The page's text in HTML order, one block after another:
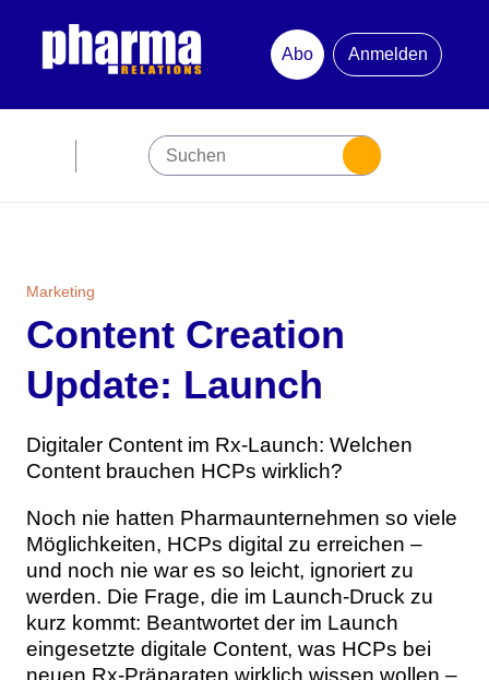
Abo
Anmelden
Jubiläum
Newsletter
Mediadaten
Marketing
Branche
Studien
Magazin
Aktuelle Ausgabe
Ausgabenarchiv
Kontakt
Team
Marketing
Content Creation
Update: Launch
Digitaler Content im Rx-Launch: Welchen
Content brauchen HCPs wirklich?
Noch nie hatten Pharmaunternehmen so viele
Möglichkeiten, HCPs digital zu erreichen –
und noch nie war es so leicht, ignoriert zu
werden. Die Frage, die im Launch-Druck zu
kurz kommt: Beantwortet der im Launch
eingesetzte digitale Content, was HCPs bei
neuen Rx-Präparaten wirklich wissen wollen –